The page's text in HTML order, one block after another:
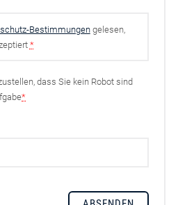
Bestimmungengelesen,
*
dass Sie kein Robot sind
*